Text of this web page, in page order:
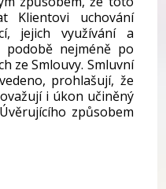
Klientovi uchování
jejich využívání a
podobě nejméně po
ze Smlouvy. Smluvní
prohlašují, že
i úkon učiněný
způsobem